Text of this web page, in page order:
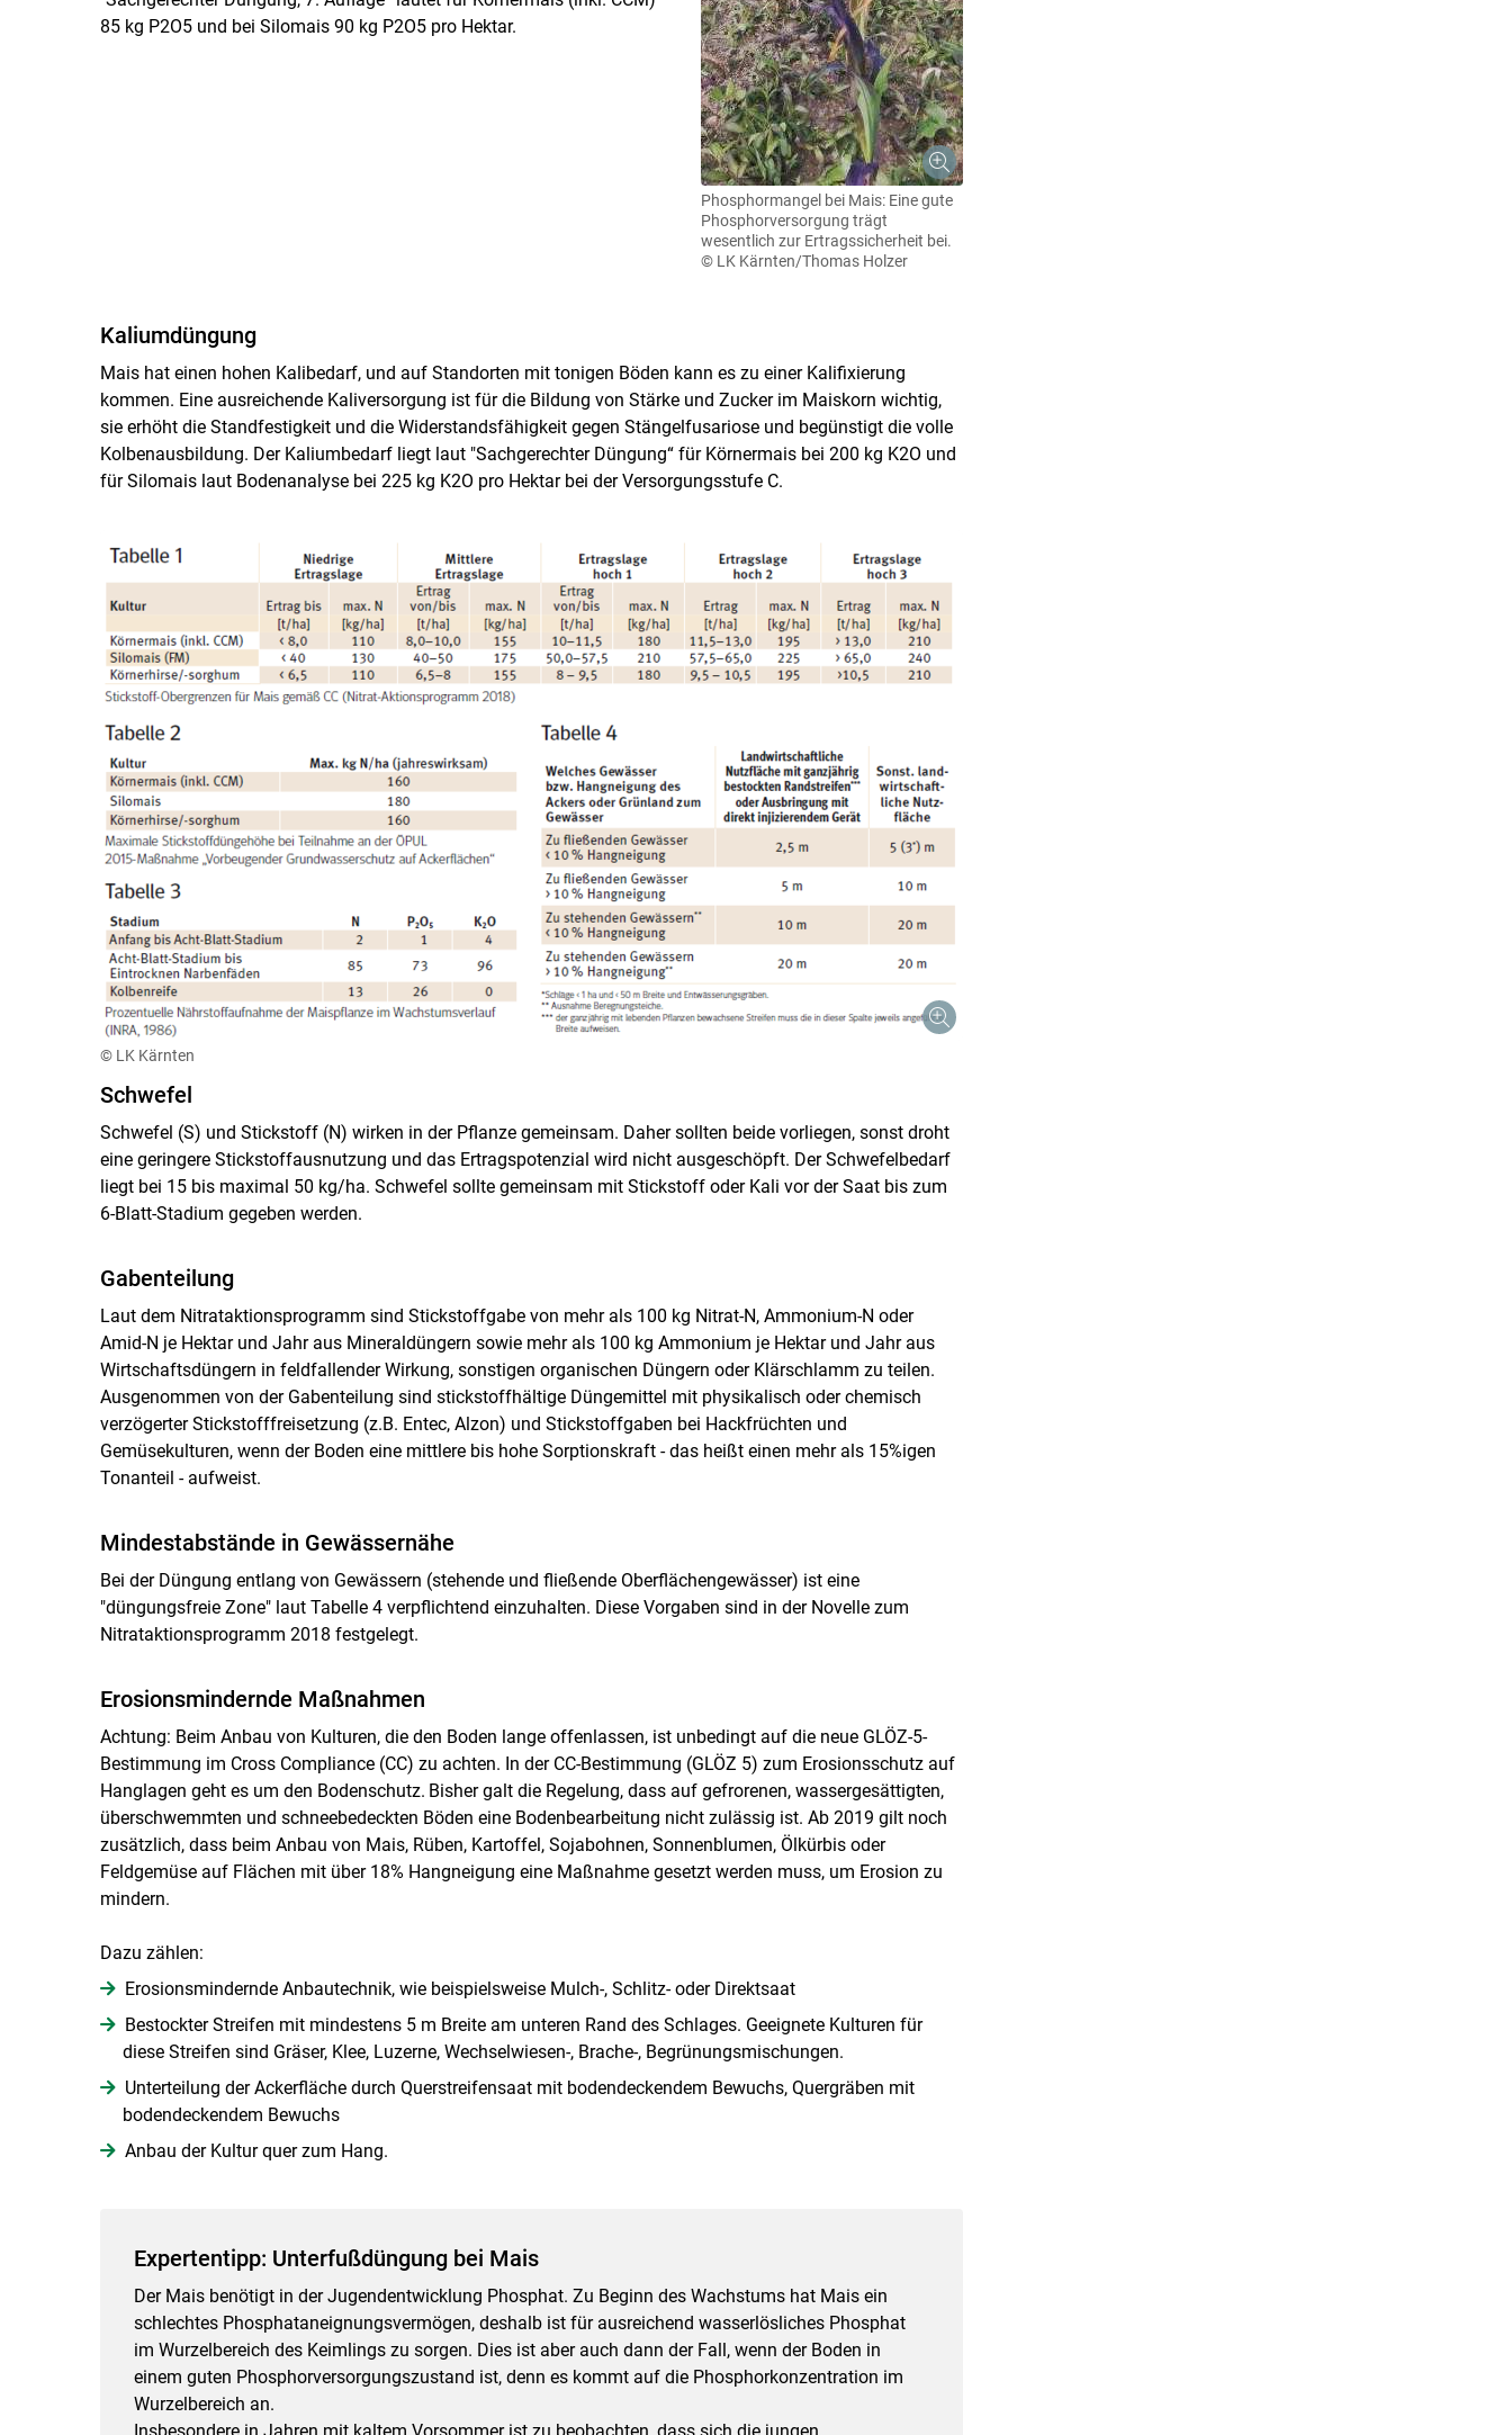
Phosphormangel bei Mais: Eine gute
Phosphorversorgung trägt
wesentlich zur Ertragssicherheit bei.
© LK Kärnten/Thomas Holzer
85 kg P2O5 und bei Silomais 90 kg P2O5 pro Hektar.
Kaliumdüngung
Mais hat einen hohen Kalibedarf, und auf Standorten mit tonigen Böden kann es zu einer Kalifixierung
kommen. Eine ausreichende Kaliversorgung ist für die Bildung von Stärke und Zucker im Maiskorn wichtig,
sie erhöht die Standfestigkeit und die Widerstandsfähigkeit gegen Stängelfusariose und begünstigt die volle
Kolbenausbildung. Der Kaliumbedarf liegt laut "Sachgerechter Düngung“ für Körnermais bei 200 kg K2O und
für Silomais laut Bodenanalyse bei 225 kg K2O pro Hektar bei der Versorgungsstufe C.
© LK Kärnten
Schwefel
Schwefel (S) und Stickstoff (N) wirken in der Pflanze gemeinsam. Daher sollten beide vorliegen, sonst droht
eine geringere Stickstoffausnutzung und das Ertragspotenzial wird nicht ausgeschöpft. Der Schwefelbedarf
liegt bei 15 bis maximal 50 kg/​ha. Schwefel sollte gemeinsam mit Stickstoff oder Kali vor der Saat bis zum
6-Blatt-Stadium gegeben werden.
Gabenteilung
Laut dem Nitrataktionsprogramm sind Stickstoffgabe von mehr als 100 kg Nitrat-N, Ammonium-N oder
Amid-N je Hektar und Jahr aus Mineraldüngern sowie mehr als 100 kg Ammonium je Hektar und Jahr aus
Wirtschaftsdüngern in feldfallender Wirkung, sonstigen organischen Düngern oder Klärschlamm zu teilen.
Ausgenommen von der Gabenteilung sind stickstoffhältige Düngemittel mit physikalisch oder chemisch
verzögerter Stickstofffreisetzung (z.B. Entec, Alzon) und Stickstoffgaben bei Hackfrüchten und
Gemüsekulturen, wenn der Boden eine mittlere bis hohe Sorptionskraft - das heißt einen mehr als 15%igen
Tonanteil - aufweist.
Mindestabstände in Gewässernähe
Bei der Düngung entlang von Gewässern (stehende und fließende Oberflächengewässer) ist eine
"düngungsfreie Zone" laut Tabelle 4 verpflichtend einzuhalten. Diese Vorgaben sind in der Novelle zum
Nitrataktionsprogramm 2018 festgelegt.
Erosionsmindernde ­Maßnahmen
Achtung: Beim Anbau von Kulturen, die den Boden lange offenlassen, ist unbedingt auf die neue GLÖZ-5-
Bestimmung im Cross Compliance (CC) zu achten. In der CC-Bestimmung (GLÖZ 5) zum Erosionsschutz auf
Hanglagen geht es um den Bodenschutz. Bisher galt die Regelung, dass auf gefrorenen, wassergesättigten,
überschwemmten und schneebedeckten Böden eine Bodenbearbeitung nicht zulässig ist. Ab 2019 gilt noch
zusätzlich, dass beim Anbau von Mais, Rüben, Kartoffel, Sojabohnen, Sonnenblumen, Ölkürbis oder
Feldgemüse auf Flächen mit über 18% Hangneigung eine Maßnahme gesetzt werden muss, um Erosion zu
mindern.
Dazu zählen:
Erosionsmindernde Anbautechnik, wie beispiels­weise Mulch-, Schlitz- oder Direktsaat
Bestockter Streifen mit mindestens 5 m Breite am unteren Rand des Schlages. Geeignete Kulturen für
diese Streifen sind Gräser, Klee, ­Luzerne, Wechselwiesen-, Brache-, Begrünungsmischungen.
Unterteilung der Ackerfläche durch Querstreifensaat mit bodendeckendem Bewuchs, Quergräben mit
bodendeckendem Bewuchs
Anbau der Kultur quer zum Hang.
Expertentipp: Unterfußdüngung bei Mais
Der Mais benötigt in der Jugendentwicklung Phosphat. Zu Beginn des Wachstums hat Mais ein
schlechtes Phosphataneignungsvermögen, deshalb ist für ausreichend wasserlösliches Phosphat
im Wurzelbereich des Keimlings zu sorgen. Dies ist aber auch dann der Fall, wenn der Boden in
einem guten Phosphorversorgungszustand ist, denn es kommt auf die Phosphorkonzentration im
Wurzelbereich an.
Insbesondere in Jahren mit kaltem Vorsommer ist zu beobachten, dass sich die jungen